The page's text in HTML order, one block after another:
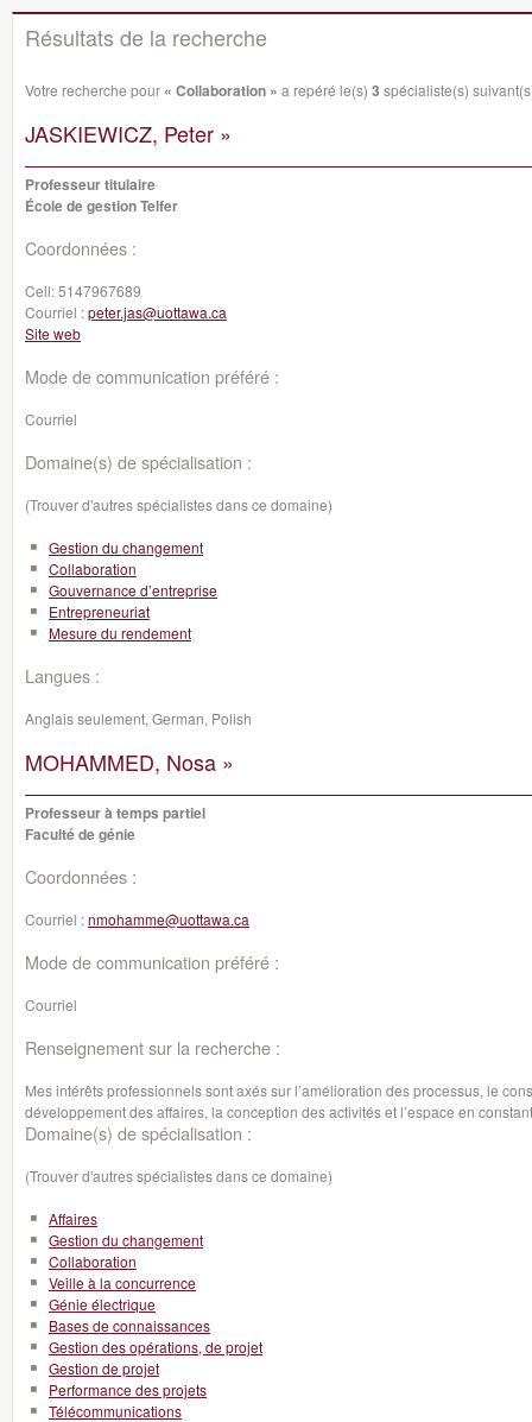
Résultats de la recherche
Votre recherche pour « Collaboration » a repéré le(s) 3 spécialiste(s)
JASKIEWICZ, Peter »
Professeur titulaire
École de gestion Telfer
Coordonnées :
Cell:5147967689
Courriel :peter.jas@uottawa.ca
Site web
Mode de communication préféré :
Courriel
Domaine(s) de spécialisation :
(Trouver d'autres spécialistes dans ce domaine)
Gestion du changement
Collaboration
Gouvernance d’entreprise
Entrepreneuriat
Mesure du rendement
Langues :
Anglais seulement, German, Polish
MOHAMMED, Nosa »
Professeur à temps partiel
Faculté de génie
Coordonnées :
Courriel :nmohamme@uottawa.ca
Mode de communication préféré :
Courriel
Renseignement sur la recherche :
Mes intérêts professionnels sont axés sur l’amélioration des processus, le
développement des affaires, la conception des activités et l’espace en
Domaine(s) de spécialisation :
(Trouver d'autres spécialistes dans ce domaine)
Affaires
Gestion du changement
Collaboration
Veille à la concurrence
Génie électrique
Bases de connaissances
Gestion des opérations, de projet
Gestion de projet
Performance des projets
Télécommunications